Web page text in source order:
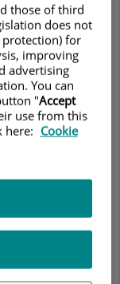
que
de la
.
those of third
does not
protection) for
improving
advertising
You can
"Accept
use from this
here: Cookie